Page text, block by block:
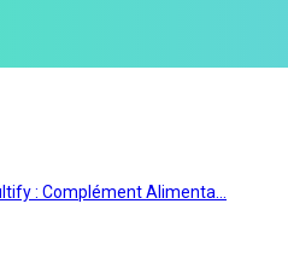
: Complément Alimenta…